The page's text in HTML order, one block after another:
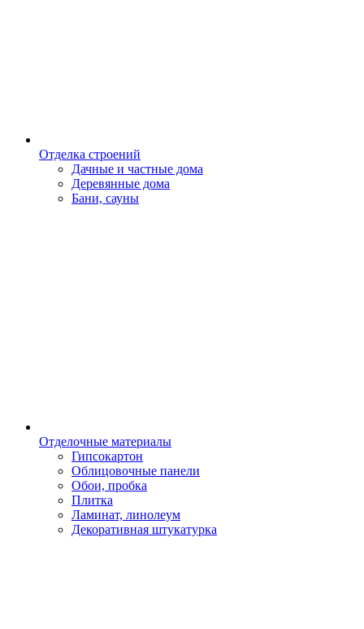
Отделка строений
Дачные и частные дома
Деревянные дома
Бани, сауны
Отделочные материалы
Гипсокартон
Облицовочные панели
Обои, пробка
Плитка
Ламинат, линолеум
Декоративная штукатурка